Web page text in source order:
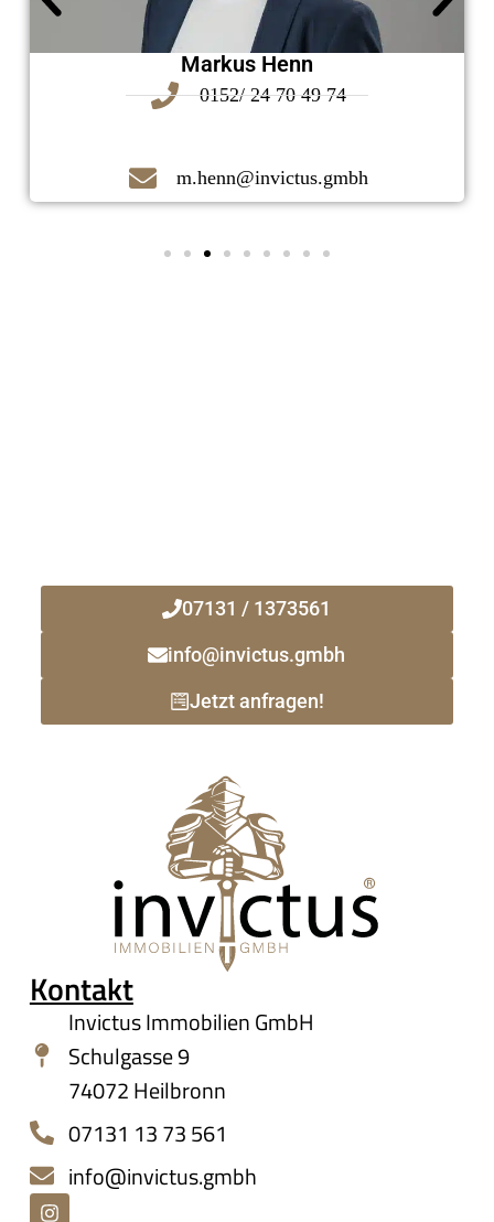
Markus Henn
0152/ 24 70 49 74
m.henn@invictus.gmbh
07131 / 1373561
info@invictus.gmbh
Jetzt anfragen!
Kontakt
Invictus Immobilien GmbH
Schulgasse 9
74072 Heilbronn
07131 13 73 561
info@invictus.gmbh